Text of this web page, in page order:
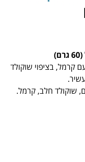
קרמל, בציפוי שוקולד
שוקולד חלב, קרמל.